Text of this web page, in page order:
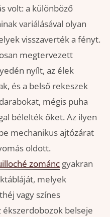
volt: a különböző
variálásával olyan
visszaverték a fényt.
megtervezett
nyílt, az élek
és a belső rekeszek
mégis puha
bélelték őket. Az ilyen
mechanikus ajtózárat
oldott.
zománc gyakran
melyek
vagy színes
belseje